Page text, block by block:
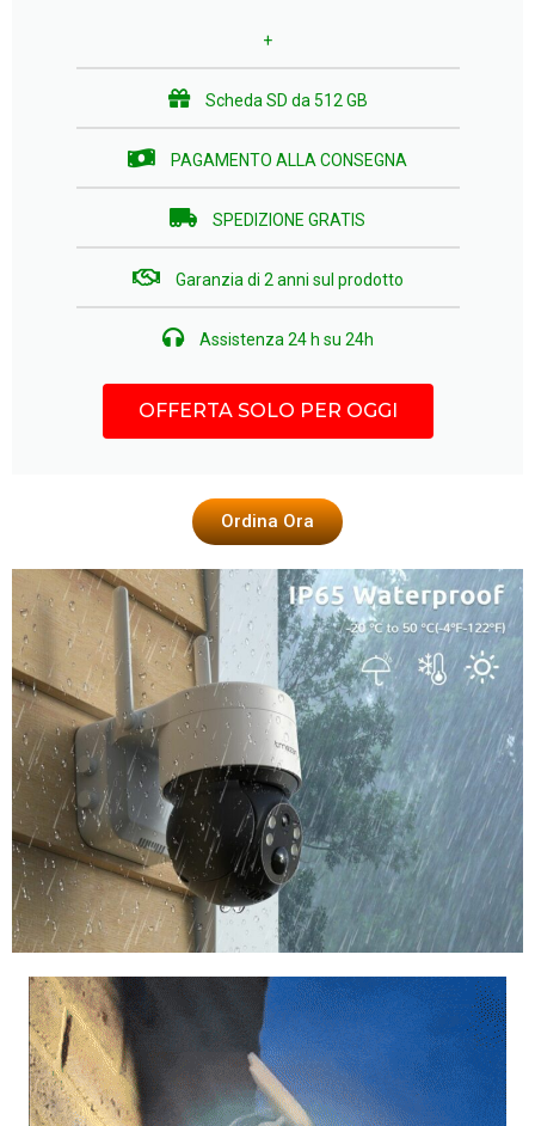
+
Scheda SD da 512 GB
PAGAMENTO ALLA CONSEGNA
SPEDIZIONE GRATIS
Garanzia di 2 anni sul prodotto​
Assistenza 24 h su 24​h
OFFERTA SOLO PER OGGI
Ordina Ora